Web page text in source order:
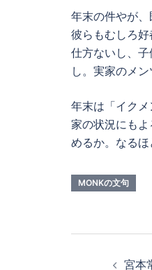
年末の件やが
彼らもむしろ
仕方ないし、
し。実家のメ
年末は「イク
家の状況にも
めるか。なるほ
MONKの文句
宮本